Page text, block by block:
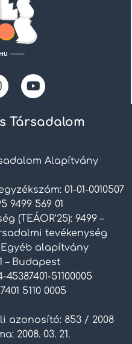
Társadalom
Alapítvány
01-01-0010507
9499 569 01
(TEÁOR’25): 9499 –
tevékenység
Egyéb alapítvány
– Budapest
51100005
5110 0005
azonosító: 853 / 2008
2008. 03. 21.